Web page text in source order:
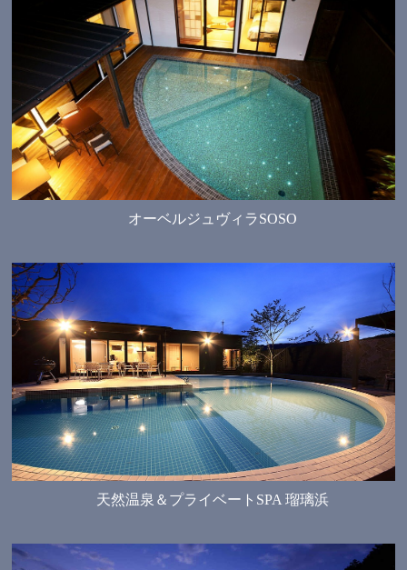
オーベルジュヴィラSOSO
天然温泉＆プライベートSPA 瑠璃浜